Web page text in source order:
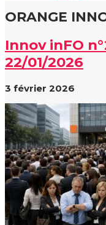
ORANGE
Innov inFO
22/01/2026
3 février 2026